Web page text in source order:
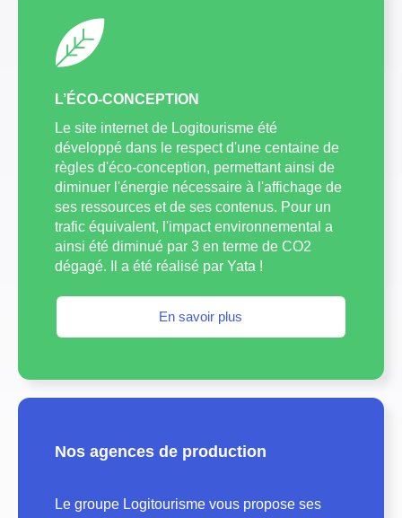
L’ÉCO-CONCEPTION
Le site internet de Logitourisme été
développé dans le respect d'une centaine de
règles d'éco-conception, permettant ainsi de
diminuer l'énergie nécessaire à l'affichage de
ses ressources et de ses contenus. Pour un
trafic équivalent, l'impact environnemental a
ainsi été diminué par 3 en terme de CO2
dégagé. Il a été réalisé par Yata !
En savoir plus
Nos agences de production
Le groupe Logitourisme vous propose ses